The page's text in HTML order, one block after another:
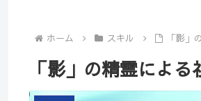
ホーム スキル 「影」
「影」の精霊によ